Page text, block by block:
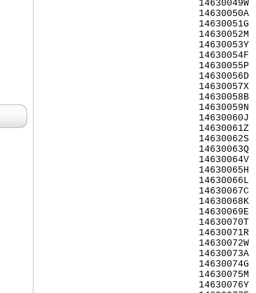
14630049W
14630050A
14630051G
14630052M
14630053Y
14630054F
14630055P
14630056D
14630057X
14630058B
14630059N
14630060J
14630061Z
14630062S
14630063Q
14630064V
14630065H
14630066L
14630067C
14630068K
14630069E
14630070T
14630071R
14630072W
14630073A
14630074G
14630075M
14630076Y